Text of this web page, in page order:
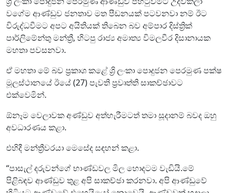
වගේම ආණ්ඩුව ජනතාව මත පීඩනයක් පටවනවා නම් ඊට
විරුද්ධවීමට අපට අයිතියක් තිබෙන බව අම්පාර දිස්ත්‍රික්
පාර්ලිමේන්තු මන්ත්‍රී, හිටපු රාජ්‍ය අමාත්‍ය විමලවීර දිසානායක
මහතා පවසනවා.
ඒ මහතා මේ බව ප්‍රකාශ කළේ ශ්‍රි ලංකා පොදුජන පෙරමුණ පක්ෂ
මූලස්ථානයේ ඊයේ (27) පැවති ප්‍රවෘත්ති සාකච්ඡාවට
එක්වෙමින්.
ඕනෑම වෙලාවක අණ්ඩුව අත්හැරීමටත් තමා සූදානම් බවද ඔහු
අවධාරණය කළා.
එහිදී මන්ත්‍රීවරයා මෙසේද සඳහන් කළා.
‘‘පාසැල් දරුවන්ගේ භාණ්ඩවල මිල හොදටම වැඩියි.මේ
පිළිබඳව ආණ්ඩුව තුළ අපි සාකච්ඡා කරනවා. අපි ආණ්ඩුවේ